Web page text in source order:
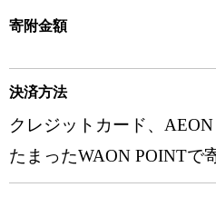
寄附金額
決済方法
クレジットカード、
たまったWAON POINTで